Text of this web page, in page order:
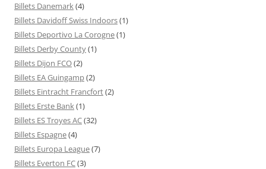
Billets Danemark(4)
Billets Davidoff Swiss Indoors(1)
Billets Deportivo La Corogne(1)
Billets Derby County(1)
Billets Dijon FCO(2)
Billets EA Guingamp(2)
Billets Eintracht Francfort(2)
Billets Erste Bank(1)
Billets ES Troyes AC(32)
Billets Espagne(4)
Billets Europa League(7)
Billets Everton FC(3)